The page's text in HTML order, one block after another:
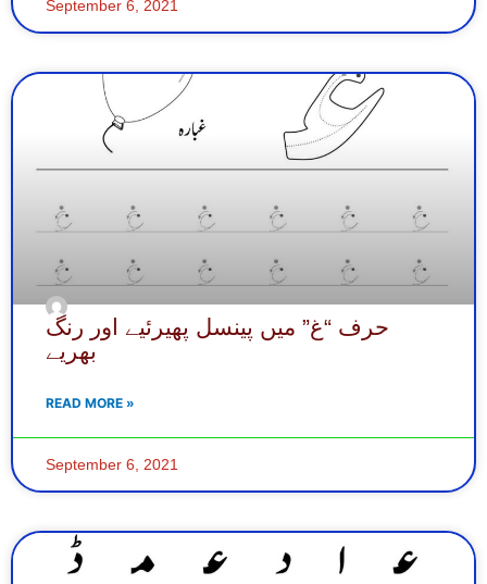
September 6, 2021
حرف “غ” میں پینسل پھیرئیے اور رنگ
بھریے
READ MORE »
September 6, 2021